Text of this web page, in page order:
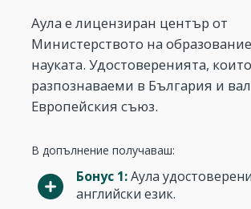
Аула е лицензиран център от
Министерството на
науката. Удостоверенията,
разпознаваеми в България и
Европейския съюз.
В допълнение получаваш:
Бонус 1:Аула
английски език.